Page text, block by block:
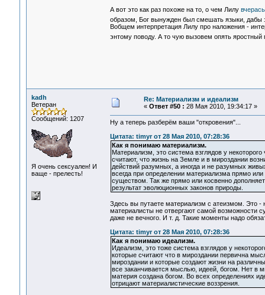
А вот это как раз похоже на то, о чем Лилу
образом, Бог вынужден был смешать языки,
Вобщем интерпретация Лилу про наложения -
энтому поводу. А то чую вызовем опять
kadh
Ветеран
Сообщений: 1207
Я очень сексуален! И
ваще - прелесть!
Re: Материализм и идеализм
« Ответ #50 : 28 Мая 2010, 19:34:17 »
Ну а теперь разберём ваши "откровения"...
Цитата: timyr от 28 Мая 2010, 07:28:36
Как я понимаю материализм.
Материализм, это система взглядов у
считают, что жизнь на Земле и в мироздании
действий разумных, а иногда и не разумных
всегда при определении материализма прямо
существом. Так же прямо или косвенно
результат эволюционных законов природы.
Здесь вы путаете материализм с атеизмом. Это
материалисты не отвергают самой возможности
даже не вечного. И т. д. Такие моменты надо
Цитата: timyr от 28 Мая 2010, 07:28:36
Как я понимаю идеализм.
Идеализм, это тоже система взглядов у
которые считают что в мироздании первична
мироздании и которые создают жизни на
все заканчивается мыслью, идеей, богом. Нет в
материя создана богом. Во всех определениях
отрицают материалистические воззрения.